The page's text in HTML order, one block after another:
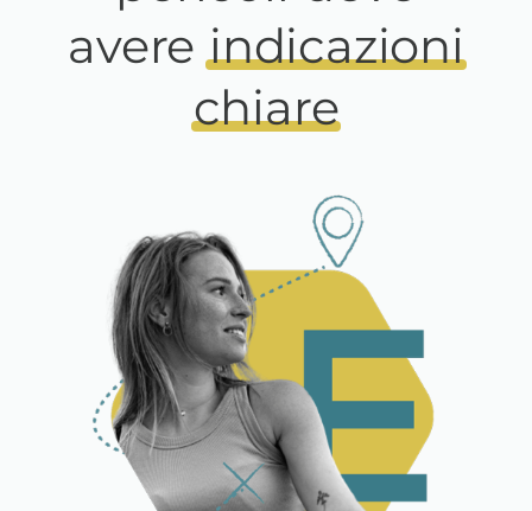
avereindicazioni
chiare